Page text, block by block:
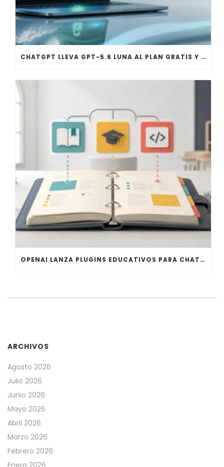
CHATGPT LLEVA GPT-5.6 LUNA AL PLAN GRATIS Y AFINA SOL PARA PLUS Y PRO
OPENAI LANZA PLUGINS EDUCATIVOS PARA CHATGPT WORK Y CODEX
ARCHIVOS
Agosto 2026
Julio 2026
Junio 2026
Mayo 2026
Abril 2026
Marzo 2026
Febrero 2026
Enero 2026